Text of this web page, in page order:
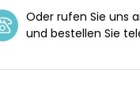
Oder rufen Sie uns
und bestellen Sie